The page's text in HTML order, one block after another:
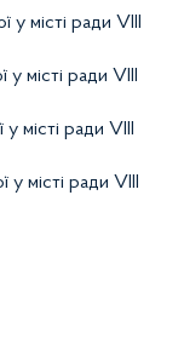
місті ради VIIІ
місті ради VIIІ
місті ради VIIІ
місті ради VIIІ